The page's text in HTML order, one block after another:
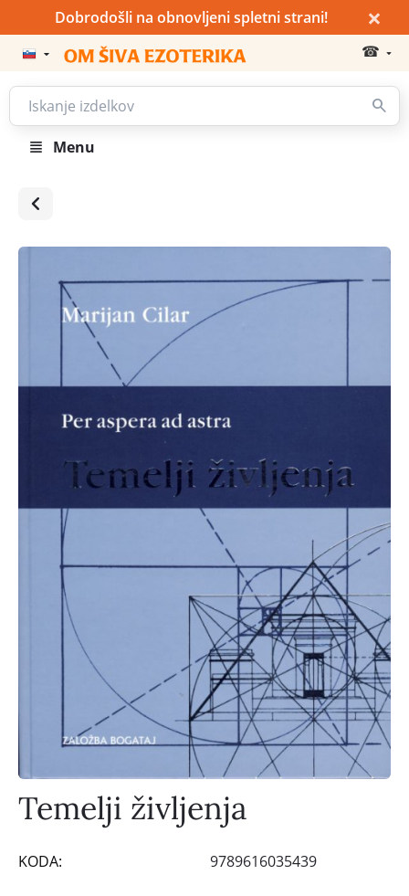
Dobrodošli na obnovljeni spletni strani! ×
☎
Menu
Temelji življenja
KODA: 9789616035439